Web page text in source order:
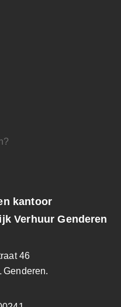
kantoor
Verhuur Genderen
46
Genderen.